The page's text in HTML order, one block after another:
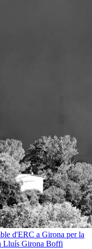
d'ERC a Girona per la
Lluís Girona Boffi